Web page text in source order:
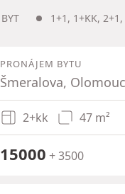
BYT 1+1 , 1+KK, 2+1 ,
PRONÁJEM BYTU
2+kk 47 m²
15000 + 3500